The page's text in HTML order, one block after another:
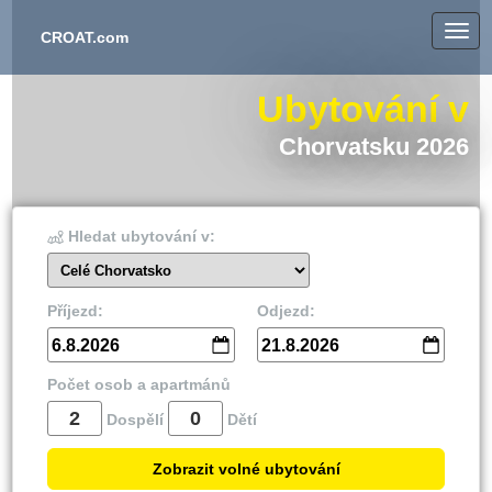
CROAT.com
Ubytování v
Chorvatsku 2026
Hledat ubytování v:
Celé Chorvatsko
Příjezd:
6.8.2026
Odjezd:
21.8.2026
Počet osob a apartmánů
Zobrazit volné ubytování